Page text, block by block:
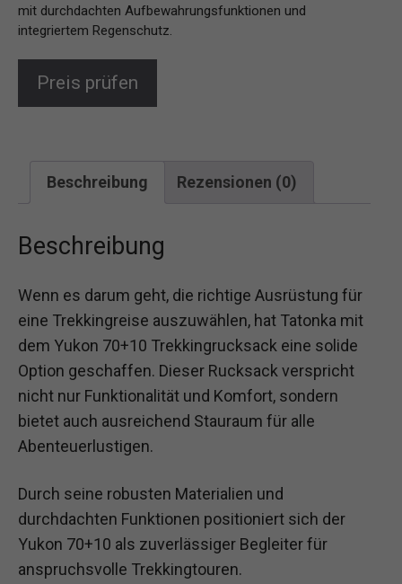
mit durchdachten Aufbewahrungsfunktionen und
integriertem Regenschutz.
Preis prüfen
Beschreibung Rezensionen (0)
Beschreibung
Wenn es darum geht, die richtige Ausrüstung für
eine Trekkingreise auszuwählen, hat Tatonka mit
dem Yukon 70+10 Trekkingrucksack eine solide
Option geschaffen. Dieser Rucksack verspricht
nicht nur Funktionalität und Komfort, sondern
bietet auch ausreichend Stauraum für alle
Abenteuerlustigen.
Durch seine robusten Materialien und
durchdachten Funktionen positioniert sich der
Yukon 70+10 als zuverlässiger Begleiter für
anspruchsvolle Trekkingtouren.